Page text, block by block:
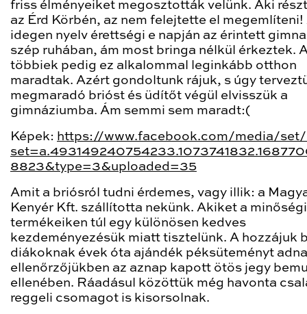
friss élményeiket megosztották velünk. Aki
az Érd Körbén, az nem felejtette el megemlíteni!
idegen nyelv érettségi e napján az érintett
szép ruhában, ám most bringa nélkül érkeztek.
többiek pedig ez alkalommal leginkább otthon
maradtak. Azért gondoltunk rájuk, s úgy
megmaradó brióst és üdítőt végül elvisszük a
gimnáziumba. Ám semmi sem maradt:(
Képek: https://www.facebook.com/media/
8823&type=3&uploaded=35
Amit a briósról tudni érdemes, vagy illik: a
Kenyér Kft. szállította nekünk. Akiket a minőségi
termékeiken túl egy különösen kedves
kezdeményezésük miatt tisztelünk. A hozzájuk
diákoknak évek óta ajándék péksüteményt
ellenőrzőjükben az aznap kapott ötös jegy
ellenében. Ráadásul közöttük még havonta
reggeli csomagot is kisorsolnak.